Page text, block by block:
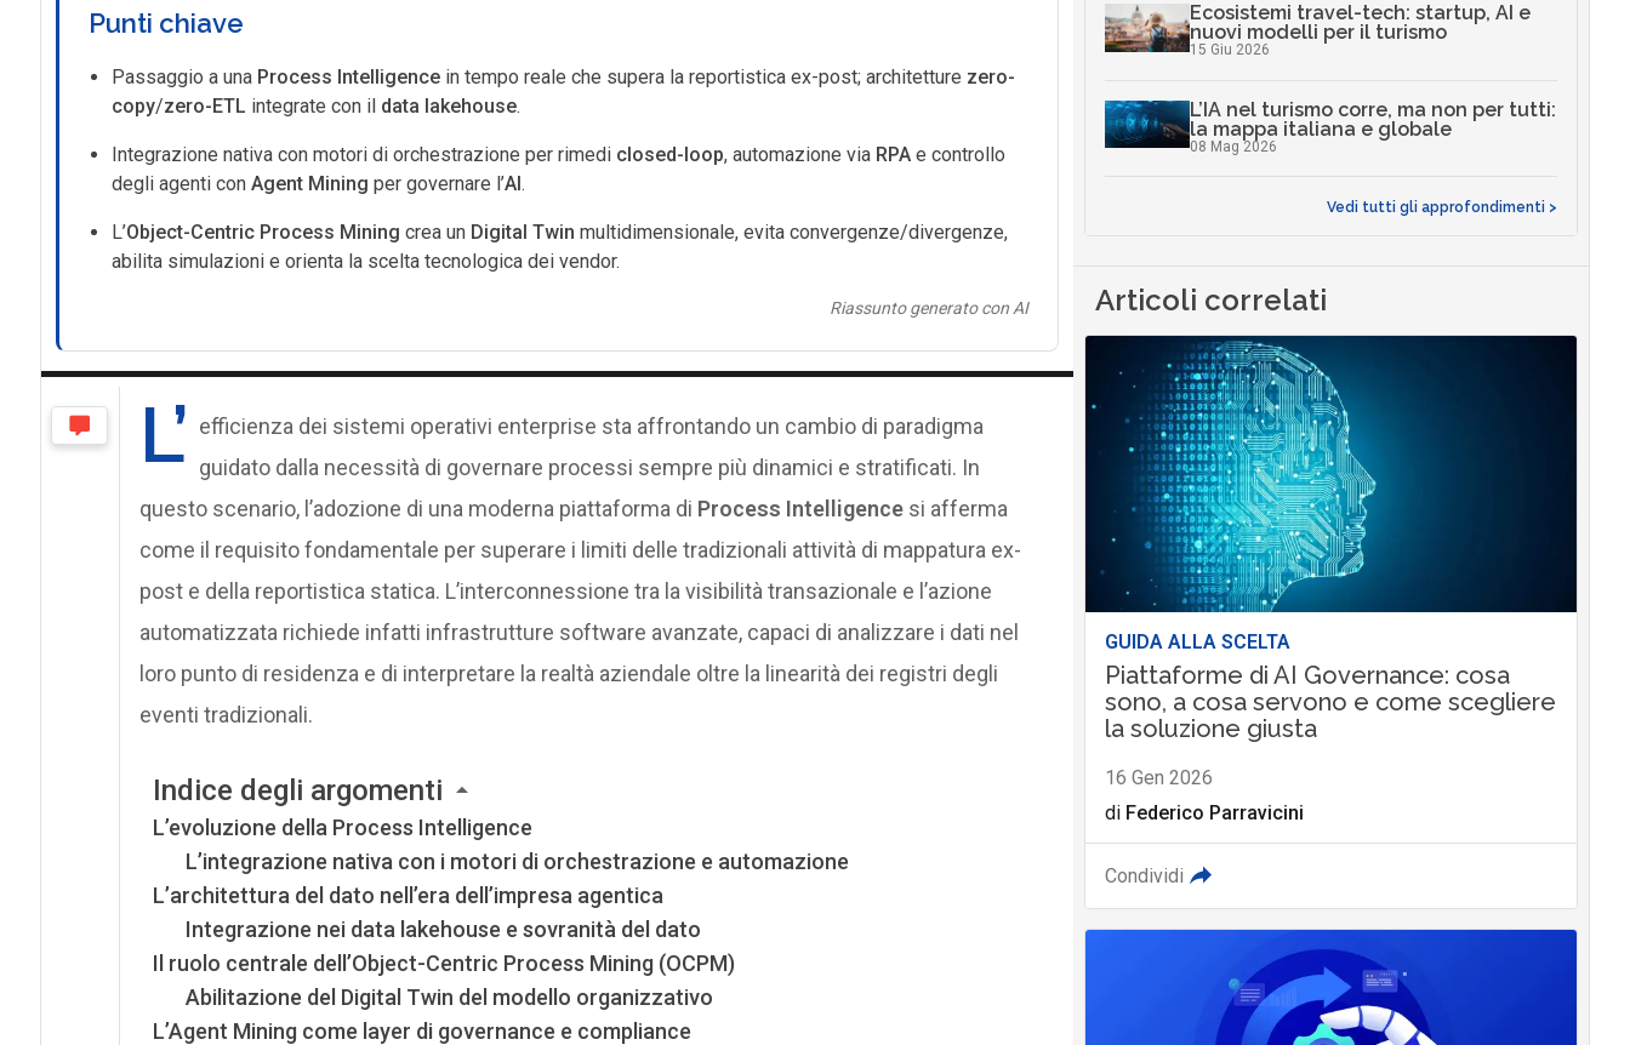
Punti chiave
Passaggio a una Process Intelligencein tempo reale che supera la reportistica ex-post; architetture zero-
copy/zero-ETL integrate con il data lakehouse.
Integrazione nativa con motori di orchestrazione per rimedi closed-loop, automazione via RPAe controllo
degli agenti con Agent Mining per governare l’AI.
L’Object-Centric Process Mining crea un Digital Twin multidimensionale, evita convergenze/divergenze,
abilita simulazioni e orienta la scelta tecnologica dei vendor.
Riassunto generato con AI
L’ efficienza dei sistemi operativi enterprise sta affrontando un cambio di paradigma
guidato dalla necessità di governare processi sempre più dinamici e stratificati. In
questo scenario, l’adozione di una moderna piattaforma di Process Intelligencesi afferma
come il requisito fondamentale per superare i limiti delle tradizionali attività di mappatura ex-
post e della reportistica statica. L’interconnessione tra la visibilità transazionale e l’azione
automatizzata richiede infatti infrastrutture software avanzate, capaci di analizzare i dati nel
loro punto di residenza e di interpretare la realtà aziendale oltre la linearità dei registri degli
eventi tradizionali.
Indice degli argomenti
L’evoluzione della Process Intelligence
L’integrazione nativa con i motori di orchestrazione e automazione
L’architettura del dato nell’era dell’impresa agentica
Integrazione nei data lakehouse e sovranità del dato
Il ruolo centrale dell’Object-Centric Process Mining (OCPM)
Abilitazione del Digital Twin del modello organizzativo
L’Agent Mining come layer di governance e compliance
Ecosistemi travel-tech: startup, AI e
nuovi modelli per il turismo
15 Giu 2026
L’IA nel turismo corre, ma non per tutti:
la mappa italiana e globale
08 Mag 2026
Vedi tutti gli approfondimenti >
Articoli correlati
GUIDA ALLA SCELTA
Piattaforme di AI Governance: cosa
sono, a cosa servono e come scegliere
la soluzione giusta
16 Gen 2026
di Federico Parravicini
Condividi